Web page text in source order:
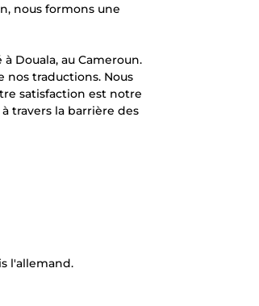
nous formons une
Douala, au Cameroun.
nos traductions. Nous
satisfaction est notre
travers la barrière des
l'allemand.